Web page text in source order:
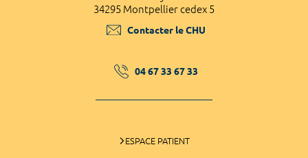
34295 Montpellier cedex 5
Contacter le CHU
04 67 33 67 33
ESPACE PATIENT